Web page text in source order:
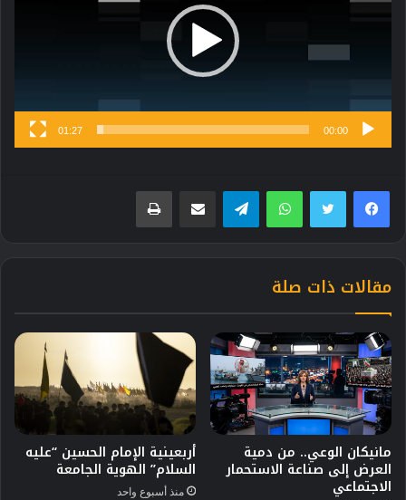
00:00
01:27
فيسبوك واتساب
مقالات ذات صلة
مانيكان الوعي.. من دمية
العرض إلى صناعة الاستحمار
الاجتماعي
أربعينية الإمام الحسين “عليه
السلام” الهوية الجامعة
منذ أسبوع واحد